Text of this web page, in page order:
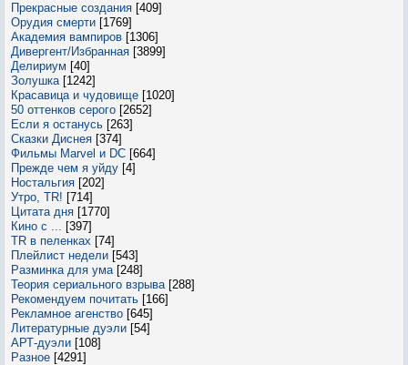
Прекрасные создания [409]
Орудия смерти [1769]
Академия вампиров [1306]
Дивергент/Избранная [3899]
Делириум [40]
Золушка [1242]
Красавица и чудовище [1020]
50 оттенков серого [2652]
Если я останусь [263]
Сказки Диснея [374]
Фильмы Marvel и DC [664]
Прежде чем я уйду [4]
Ностальгия [202]
Утро, TR! [714]
Цитата дня [1770]
Кино с ... [397]
TR в пеленках [74]
Плейлист недели [543]
Разминка для ума [248]
Теория сериального взрыва [288]
Рекомендуем почитать [166]
Рекламное агенство [645]
Литературные дуэли [54]
АРТ-дуэли [108]
Разное [4291]